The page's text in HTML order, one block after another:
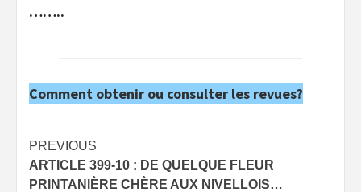
……..
Comment obtenir ou consulter les revues?
Post
navigation
PREVIOUS
ARTICLE 399-10 : DE QUELQUE FLEUR
PRINTANIÈRE CHÈRE AUX NIVELLOIS…